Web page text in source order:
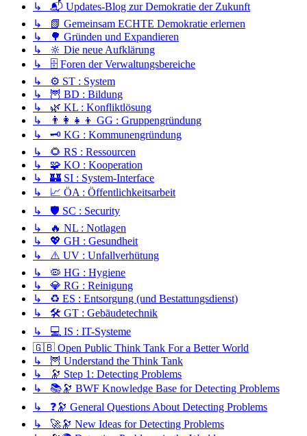
↳ 📬 Updates-Blog zur Demokratie der Zukunft
↳ 📗 Gemeinsam ECHTE Demokratie erlernen
↳ 🌳 Gründen und Expandieren
↳ 🔆 Die neue Aufklärung
↳ 🗄️ Foren der Verwaltungsbereiche
↳ ⚙️ ST : System
↳ 🦉 BD : Bildung
↳ 🌿 KL : Konfliktlösung
↳ 👨‍👩‍👧‍👦 GG : Gruppengründung
↳ 🗝️ KG : Kommunengründung
↳ 🌻 RS : Ressourcen
↳ 🧩 KO : Kooperation
↳ 🏰 SI : System-Interface
↳ 📈 ÖA : Öffentlichkeitsarbeit
↳ 🛡️ SC : Security
↳ 🔥 NL : Notlagen
↳ 💖 GH : Gesundheit
↳ ⚠️ UV : Unfallverhütung
↳ 🦠 HG : Hygiene
↳ 💎 RG : Reinigung
↳ ♻️ ES : Entsorgung (und Bestattungsdienst)
↳ 🛠️ GT : Gebäudetechnik
↳ 💻 IS : IT-Systeme
🇬🇧 Open Public Think Tank For a Better World
↳ 🦉 Understand the Think Tank
↳ 🔭 Step 1: Detecting Problems
↳ 📚🔭 BWF Knowledge Base for Detecting Problems
↳ ❓🔭 General Questions About Detecting Problems
↳ 🚀🔭 New Ideas for Detecting Problems